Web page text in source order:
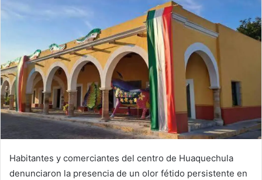
Habitantes y comerciantes del centro de Huaquechula
denunciaron la presencia de un olor fétido persistente en